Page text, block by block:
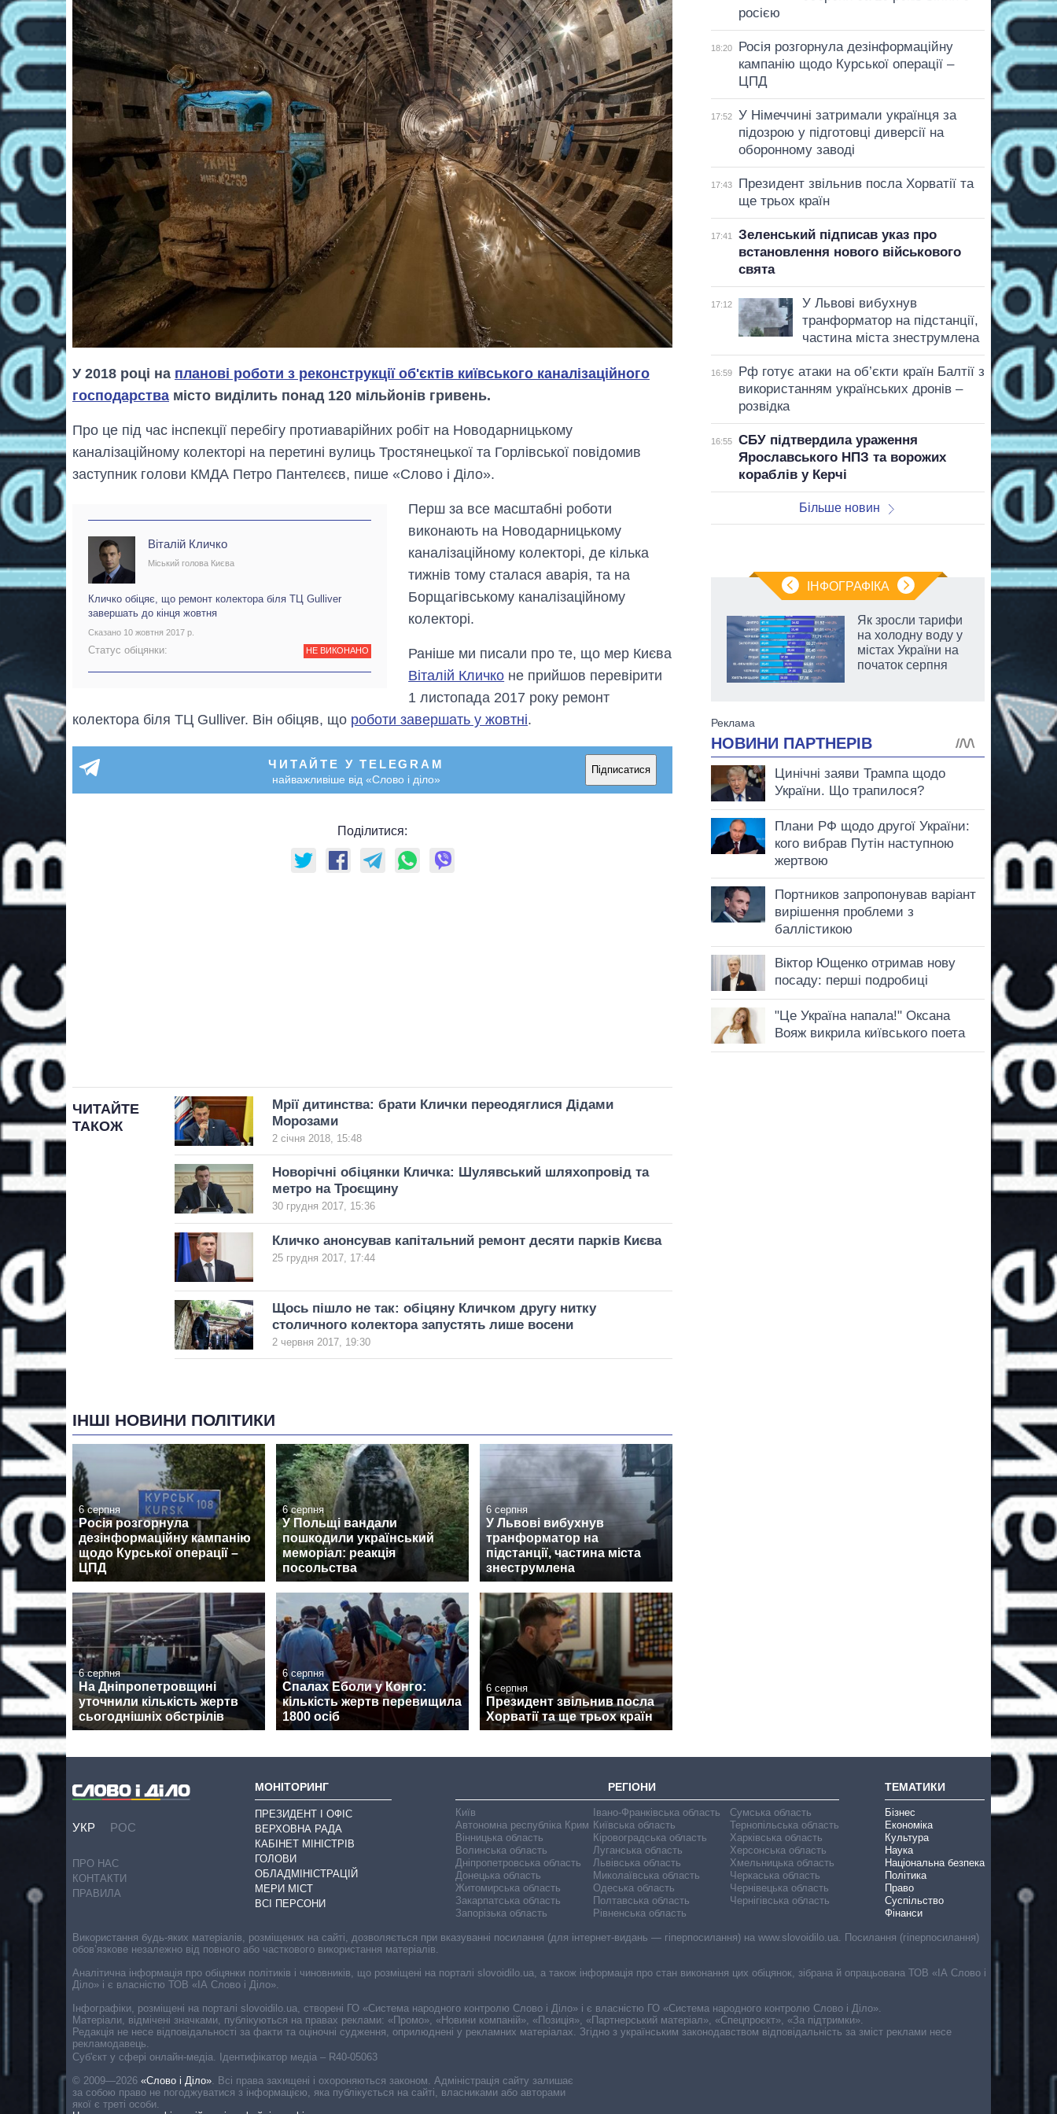
У 2018 році на планові роботи з реконструкції об'єктів київського каналізаційного
господарства місто виділить понад 120 мільйонів гривень.
Про це під час інспекції перебігу протиаварійних робіт на Новодарницькому
каналізаційному колекторі на перетині вулиць Тростянецької та Горлівської повідомив
заступник голови КМДА Петро Пантелєєв, пише «Слово і Діло».
Віталій Кличко
Міський голова Києва
Кличко обіцяє, що ремонт колектора біля ТЦ Gulliver
завершать до кінця жовтня
Сказано 10 жовтня 2017 р.
Статус обіцянки: НЕ ВИКОНАНО
Перш за все масштабні роботи
виконають на Новодарницькому
каналізаційному колекторі, де кілька
тижнів тому сталася аварія, та на
Борщагівському каналізаційному
колекторі.
Раніше ми писали про те, що мер Києва
Віталій Кличко не прийшов перевірити
1 листопада 2017 року ремонт
колектора біля ТЦ Gulliver. Він обіцяв, що роботи завершать у жовтні.
ЧИТАЙТЕ У TELEGRAM
найважливіше від «Слово і діло»
Підписатися
Поділитися:
ЧИТАЙТЕ
ТАКОЖ
Мрії дитинства: брати Клички переодяглися Дідами
Морозами
2 січня 2018, 15:48
Новорічні обіцянки Кличка: Шулявський шляхопровід та
метро на Троєщину
30 грудня 2017, 15:36
Кличко анонсував капітальний ремонт десяти парків Києва
25 грудня 2017, 17:44
Щось пішло не так: обіцяну Кличком другу нитку
столичного колектора запустять лише восени
2 червня 2017, 19:30
ІНШІ НОВИНИ ПОЛІТИКИ
6 серпня
Росія розгорнула
дезінформаційну кампанію
щодо Курської операції –
ЦПД
6 серпня
У Польщі вандали
пошкодили український
меморіал: реакція
посольства
6 серпня
У Львові вибухнув
транформатор на
підстанції, частина міста
знеструмлена
6 серпня
На Дніпропетровщині
уточнили кількість жертв
сьогоднішніх обстрілів
6 серпня
Спалах Еболи у Конго:
кількість жертв перевищила
1800 осіб
6 серпня
Президент звільнив посла
Хорватії та ще трьох країн
росією
18:20
Росія розгорнула дезінформаційну
кампанію щодо Курської операції –
ЦПД
17:52
У Німеччині затримали українця за
підозрою у підготовці диверсії на
оборонному заводі
17:43
Президент звільнив посла Хорватії та
ще трьох країн
17:41
Зеленський підписав указ про
встановлення нового військового
свята
17:12
У Львові вибухнув
транформатор на підстанції,
частина міста знеструмлена
16:59
Рф готує атаки на об’єкти країн Балтії з
використанням українських дронів –
розвідка
16:55
СБУ підтвердила ураження
Ярославського НПЗ та ворожих
кораблів у Керчі
Більше новин
ІНФОГРАФІКА
вступників на
бакалаврат,
магістратуру та
аспірантуру
Як зросли тарифи
на холодну воду у
містах України на
початок серпня
УКР РОС
ПРО НАС
КОНТАКТИ
ПРАВИЛА
МОНІТОРИНГ
ПРЕЗИДЕНТ І ОФІС
ВЕРХОВНА РАДА
КАБІНЕТ МІНІСТРІВ
ГОЛОВИ
ОБЛАДМІНІСТРАЦІЙ
МЕРИ МІСТ
ВСІ ПЕРСОНИ
РЕГІОНИ
Київ
Автономна республіка Крим
Вінницька область
Волинська область
Дніпропетровська область
Донецька область
Житомирська область
Закарпатська область
Запорізька область
Івано-Франківська область
Київська область
Кіровоградська область
Луганська область
Львівська область
Миколаївська область
Одеська область
Полтавська область
Рівненська область
Сумська область
Тернопільська область
Харківська область
Херсонська область
Хмельницька область
Черкаська область
Чернівецька область
Чернігівська область
ТЕМАТИКИ
Бізнес
Економіка
Культура
Наука
Національна безпека
Політика
Право
Суспільство
Фінанси
Cуб'єкт у сфері онлайн-медіа. Ідентифікатор медіа – R40-05063
© 2009—2026 «Слово і Діло» Всі права захищені і охороняються законом. Адміністрація сайту залишає
за собою право не погоджуватися з інформацією, яка публікується на сайті, власниками або авторами
якої є треті особи.
Використання будь-яких матеріалів, розміщених на сайті, дозволяється при вказуванні посилання (для інтернет-видань — гіперпосилання) на www.slovoidilo.ua. Посилання (гіперпосилання)
обов’язкове незалежно від повного або часткового використання матеріалів.
Аналітична інформація про обіцянки політиків і чиновників, що розміщені на порталі slovoidilo.ua, а також інформація про стан виконання цих обіцянок, зібрана й опрацьована ТОВ «ІА Слово і
Діло» і є власністю ТОВ «ІА Слово і Діло».
Інфографіки, розміщені на порталі slovoidilo.ua, створені ГО «Система народного контролю Слово і Діло» і є власністю ГО «Система народного контролю Слово і Діло».
Матеріали, відмічені значками, публікуються на правах реклами: «Промо», «Новини компаній», «Позиція», «Партнерський матеріал», «Спецпроєкт», «За підтримки».
Редакція не несе відповідальності за факти та оціночні судження, оприлюднені у рекламних матеріалах. Згідно з українським законодавством відповідальність за зміст реклами несе
рекламодавець.